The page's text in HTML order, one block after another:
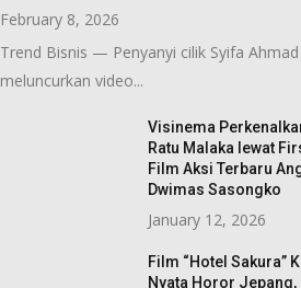
February 8, 2026
Trend Bisnis — Penyanyi cilik Syifa
meluncurkan video...
Visinema
Ratu Malaka lewat
Film Aksi Terbaru
Dwimas Sasongko
January 12, 2026
Film “Hotel Sakura”
Nyata Horor Jepang,